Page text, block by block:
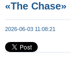
«The Chase»
2026-06-03 11:08:21